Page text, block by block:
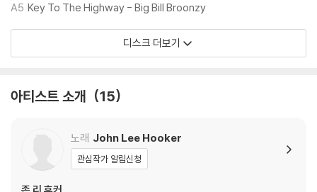
2) 재생 음역의 왜곡을 최소화 하고 반복 재생시에도 최대한 일관되게 유
지되도록 디스크 센터 홀 구경이 작게 제작되는 경우가 있습니다. 턴테이
블 스핀들에 맞지 않는 경우에는 전용 제품 등을 이용하여 센터 홀을 조정
가 있으며, 이는 상품의 불량이 아닙니다. 단, 재생에 이상이 있는 경우에는
아래에 해당하는 경우는 불량이 아니므로 개봉 후 반품/교환이 불가합니
A5 Key To The Highway - Big Bill Broonzy
디스크 더보기
아티스트 소개 15
노래 John Lee Hooker
관심작가 알림신청